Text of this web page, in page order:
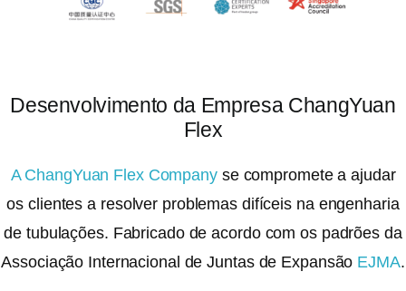
Desenvolvimento da Empresa ChangYuan
Flex
A ChangYuan Flex Companyse compromete a ajudar
os clientes a resolver problemas difíceis na engenharia
de tubulações. Fabricado de acordo com os padrões da
Associação Internacional de Juntas de Expansão EJMA.